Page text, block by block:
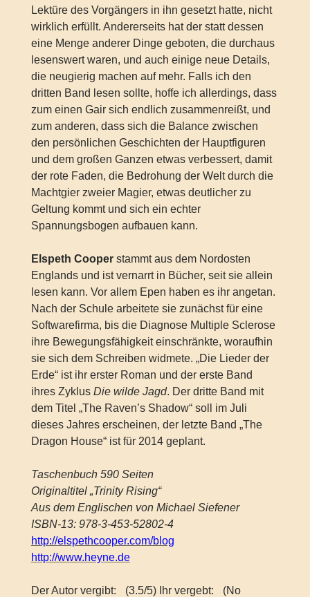
Lektüre des Vorgängers in ihn gesetzt hatte, nicht
wirklich erfüllt. Andererseits hat der statt dessen
eine Menge anderer Dinge geboten, die durchaus
lesenswert waren, und auch einige neue Details,
die neugierig machen auf mehr. Falls ich den
dritten Band lesen sollte, hoffe ich allerdings, dass
zum einen Gair sich endlich zusammenreißt, und
zum anderen, dass sich die Balance zwischen
den persönlichen Geschichten der Hauptfiguren
und dem großen Ganzen etwas verbessert, damit
der rote Faden, die Bedrohung der Welt durch die
Machtgier zweier Magier, etwas deutlicher zu
Geltung kommt und sich ein echter
Spannungsbogen aufbauen kann.
Elspeth Cooperstammt aus dem Nordosten
Englands und ist vernarrt in Bücher, seit sie allein
lesen kann. Vor allem Epen haben es ihr angetan.
Nach der Schule arbeitete sie zunächst für eine
Softwarefirma, bis die Diagnose Multiple Sclerose
ihre Bewegungsfähigkeit einschränkte, woraufhin
sie sich dem Schreiben widmete. „Die Lieder der
Erde“ ist ihr erster Roman und der erste Band
ihres Zyklus Die wilde Jagd. Der dritte Band mit
dem Titel „The Raven’s Shadow“ soll im Juli
dieses Jahres erscheinen, der letzte Band „The
Dragon House“ ist für 2014 geplant.
Taschenbuch 590 Seiten
Originaltitel „Trinity Rising“
Aus dem Englischen von Michael Siefener
ISBN-13: 978-3-453-52802-4
http://elspethcooper.com/blog
http://www.heyne.de
Der Autor vergibt: (3.5/5) Ihr vergebt:
(No